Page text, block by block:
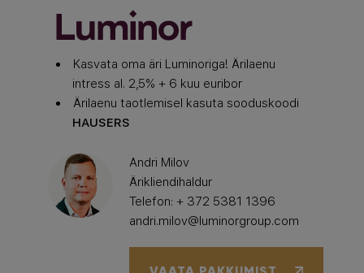
Kasvata oma äri Luminoriga! Ärilaenu
intress al. 2,5% + 6 kuu euribor
Ärilaenu taotlemisel kasuta sooduskoodi
HAUSERS
Andri Milov
Ärikliendihaldur
Telefon: + 372 5381 1396
andri.milov@luminorgroup.com